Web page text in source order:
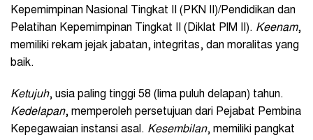
Kepemimpinan Nasional Tingkat II (PKN II)/Pendidikan dan
Pelatihan Kepemimpinan Tingkat II (Diklat PIM II). Keenam,
memiliki rekam jejak jabatan, integritas, dan moralitas yang
baik.
Ketujuh, usia paling tinggi 58 (lima puluh delapan) tahun.
Kedelapan, memperoleh persetujuan dari Pejabat Pembina
Kepegawaian instansi asal. Kesembilan, memiliki pangkat